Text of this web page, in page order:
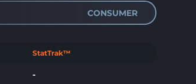
CONSUMER
StatTrak™
-